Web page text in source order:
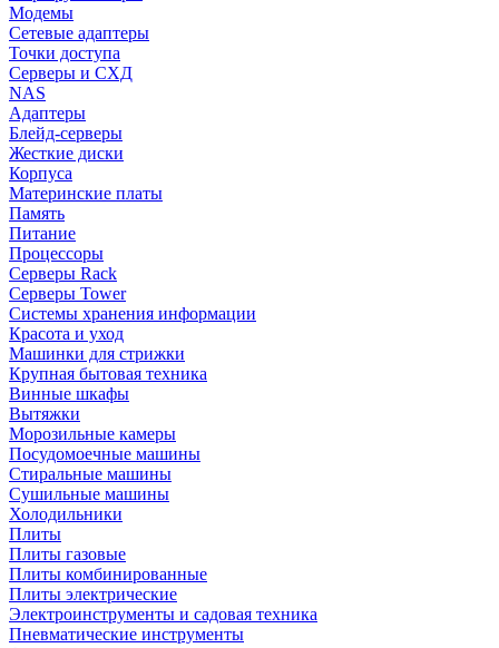
Модемы
Сетевые адаптеры
Точки доступа
Серверы и СХД
NAS
Адаптеры
Блейд-серверы
Жесткие диски
Корпуса
Материнские платы
Память
Питание
Процессоры
Серверы Rack
Серверы Tower
Системы хранения информации
Красота и уход
Машинки для стрижки
Крупная бытовая техника
Винные шкафы
Вытяжки
Морозильные камеры
Посудомоечные машины
Стиральные машины
Сушильные машины
Холодильники
Плиты
Плиты газовые
Плиты комбинированные
Плиты электрические
Электроинструменты и садовая техника
Пневматические инструменты